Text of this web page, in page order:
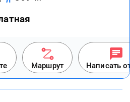
Маршрут Написать